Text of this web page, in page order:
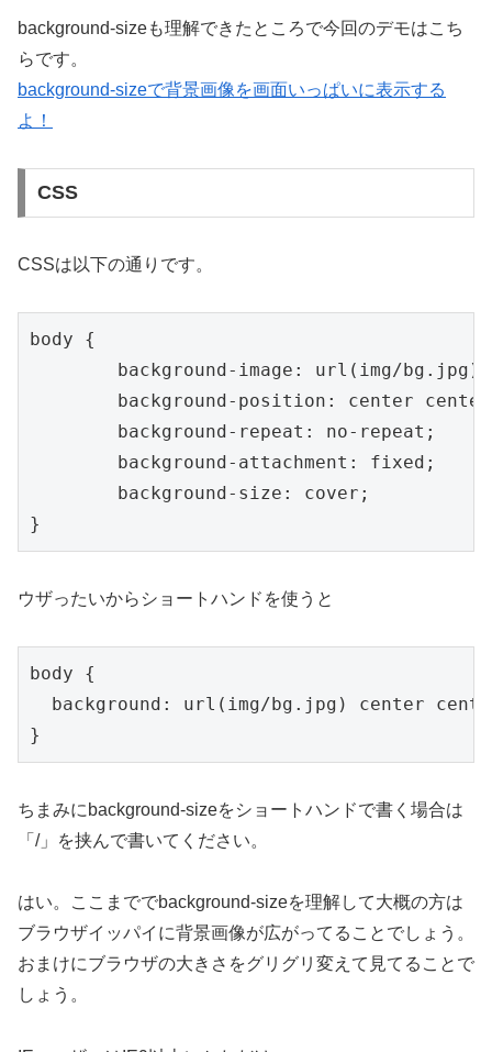
background-sizeも理解できたところで今回のデモはこち
らです。
background-sizeで背景画像を画面いっぱいに表示する
よ！
CSS
CSSは以下の通りです。
body {
}
ウザったいからショートハンドを使うと
body {
background: url(img/bg.jpg) center
}
ちまみにbackground-sizeをショートハンドで書く場合は
「/」を挟んで書いてください。
はい。ここまででbackground-sizeを理解して大概の方は
ブラウザイッパイに背景画像が広がってることでしょう。
おまけにブラウザの大きさをグリグリ変えて見てることで
しょう。